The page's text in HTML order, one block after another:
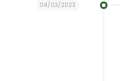
04/03/2023